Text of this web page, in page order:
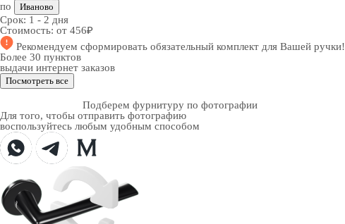
по
Иваново
Срок: 1 - 2 дня
Стоимость: от 456₽
Рекомендуем сформировать обязательный комплект для Вашей ручки!
Более 30 пунктов
выдачи интернет заказов
Посмотреть все
Подберем фурнитуру по фотографии
Для того, чтобы отправить фотографию
воспользуйтесь любым удобным способом